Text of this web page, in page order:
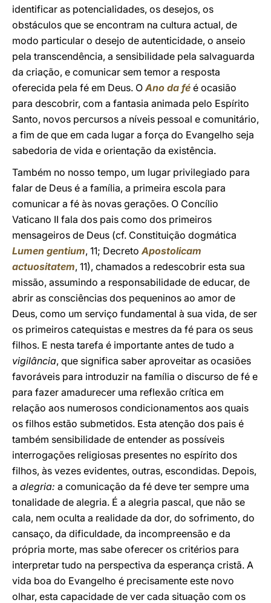
identificar as potencialidades, os desejos, os
obstáculos que se encontram na cultura actual, de
modo particular o desejo de autenticidade, o anseio
pela transcendência, a sensibilidade pela salvaguarda
da criação, e comunicar sem temor a resposta
oferecida pela fé em Deus. OAno da fé é ocasião
para descobrir, com a fantasia animada pelo Espírito
Santo, novos percursos a níveis pessoal e comunitário,
a fim de que em cada lugar a força do Evangelho seja
sabedoria de vida e orientação da existência.
Também no nosso tempo, um lugar privilegiado para
falar de Deus é a família, a primeira escola para
comunicar a fé às novas gerações. O Concílio
Vaticano II fala dos pais como dos primeiros
mensageiros de Deus (cf. Constituição dogmática
Lumen gentium, 11; DecretoApostolicam
actuositatem, 11), chamados a redescobrir esta sua
missão, assumindo a responsabilidade de educar, de
abrir as consciências dos pequeninos ao amor de
Deus, como um serviço fundamental à sua vida, de ser
os primeiros catequistas e mestres da fé para os seus
filhos. E nesta tarefa é importante antes de tudo a
vigilância, que significa saber aproveitar as ocasiões
favoráveis para introduzir na família o discurso de fé e
para fazer amadurecer uma reflexão crítica em
relação aos numerosos condicionamentos aos quais
os filhos estão submetidos. Esta atenção dos pais é
também sensibilidade de entender as possíveis
interrogações religiosas presentes no espírito dos
filhos, às vezes evidentes, outras, escondidas. Depois,
a alegria: a comunicação da fé deve ter sempre uma
tonalidade de alegria. É a alegria pascal, que não se
cala, nem oculta a realidade da dor, do sofrimento, do
cansaço, da dificuldade, da incompreensão e da
própria morte, mas sabe oferecer os critérios para
interpretar tudo na perspectiva da esperança cristã. A
vida boa do Evangelho é precisamente este novo
olhar, esta capacidade de ver cada situação com os